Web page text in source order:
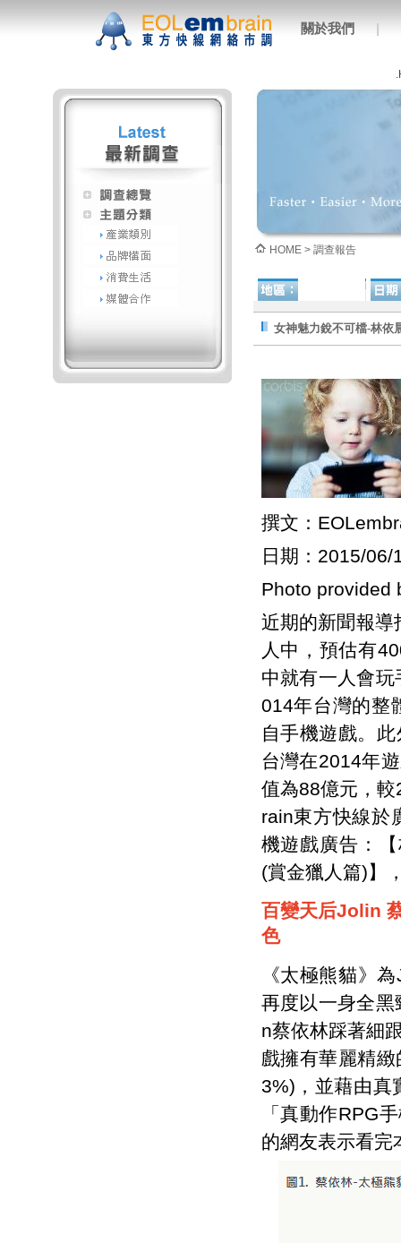
關於我們 |
HOME > 調查報告
台灣
女神魅力銳不可檔-林依
撰文：
日期：2015/06/
Photo provided
近期的新聞報
人中，預估有
中就有一人會
014年台灣的整
自手機遊戲。
台灣在2014年
值為88億元，
rain東方快線於
機遊戲廣告：
(賞金獵人篇)】
百變天后Jolin
色
《太極熊貓》
再度以一身全
n蔡依林踩著細
戲擁有華麗精
3%)，並藉由真
「真動作RPG
的網友表示看完